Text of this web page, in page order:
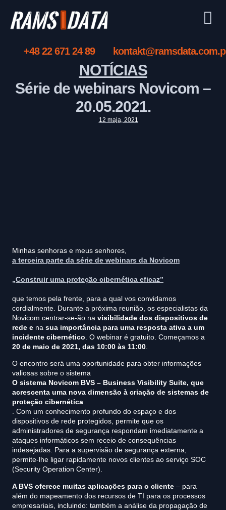
+48 22 671 24 89
NOTÍCIAS
Série de webinars Novicom –
20.05.2021.
12 maja, 2021
Minhas senhoras e meus senhores,
a terceira parte da série de webinars da Novicom
„Construir uma proteção cibernética eficaz”
que temos pela frente, para a qual vos convidamos
cordialmente. Durante a próxima reunião, os especialistas da
Novicom centrar-se-ão na visibilidade dos dispositivos de
rede e na sua importância para uma resposta ativa a um
incidente cibernético . O webinar é gratuito. Começamos a
20 de maio de 2021, das 10:00 às 11:00
O encontro será uma oportunidade para obter informações
valiosas sobre o sistema
O sistema Novicom BVS – Business Visibility Suite, que
acrescenta uma nova dimensão à criação de sistemas de
proteção cibernética
. Com um conhecimento profundo do espaço e dos
dispositivos de rede protegidos, permite que os
administradores de segurança respondam imediatamente a
ataques informáticos sem receio de consequências
indesejadas. Para a supervisão de segurança externa,
permite-lhe ligar rapidamente novos clientes ao serviço SOC
(Security Operation Center).
A BVS oferece muitas aplicações para o cliente – para
além do mapeamento dos recursos de TI para os processos
empresariais, incluindo: também a análise da propagação de